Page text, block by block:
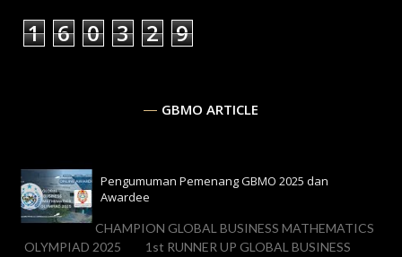
1 6 0 3 2 9
GBMO ARTICLE
Pengumuman Pemenang GBMO 2025 dan
Awardee
CHAMPION GLOBAL BUSINESS MATHEMATICS
OLYMPIAD 2025 1st RUNNER UP GLOBAL BUSINESS